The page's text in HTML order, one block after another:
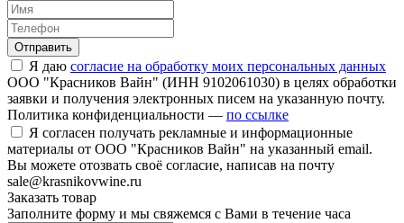
Отправить
Я даю согласие на обработку моих персональных данных
ООО "Красников Вайн" (ИНН 9102061030) в целях обработки
заявки и получения электронных писем на указанную почту.
Политика конфиденциальности — по ссылке
Я согласен получать рекламные и информационные
материалы от ООО "Красников Вайн" на указанный email.
Вы можете отозвать своё согласие, написав на почту
sale@krasnikovwine.ru
Заказать товар
Заполните форму и мы свяжемся с Вами в течение часа